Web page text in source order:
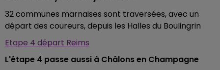
32 communes marnaises sont traversées, avec un
départ des coureurs, depuis les Halles du Boulingrin
Etape 4 départ Reims
L'étape 4 passe aussi à Châlons en Champagne